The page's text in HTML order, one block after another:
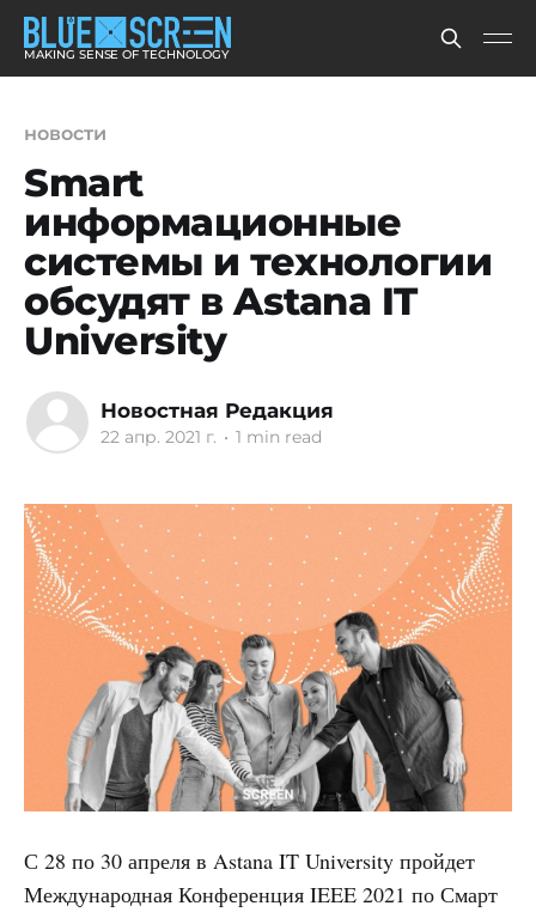
MAKING SENSE OF TECHNOLOGY
новости
Smart
информационные
системы и технологии
обсудят в Astana IT
University
Новостная Редакция
22 апр. 2021 г. • 1 min read
С 28 по 30 апреля в Astana IT University пройдет
Международная Конференция IEEE 2021 по Смарт